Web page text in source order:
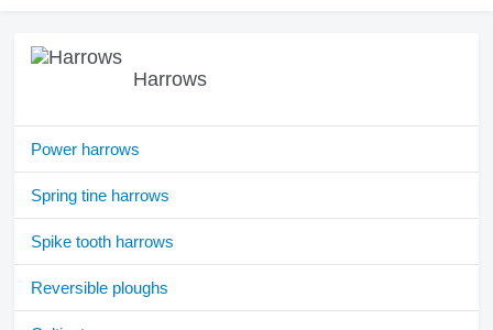
Harrows
Power harrows
Spring tine harrows
Spike tooth harrows
Reversible ploughs